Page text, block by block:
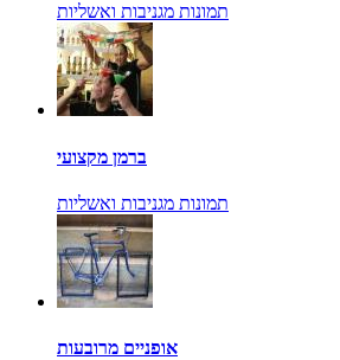
תמונות מגניבות ואשליות
ברמן מקצועי
תמונות מגניבות ואשליות
אופניים מרובעות